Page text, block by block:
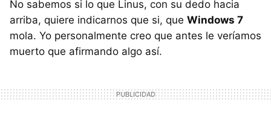
No sabemos si lo que Linus, con su dedo hacia
arriba, quiere indicarnos que si, que Windows 7
mola. Yo personalmente creo que antes le veríamos
muerto que afirmando algo así.